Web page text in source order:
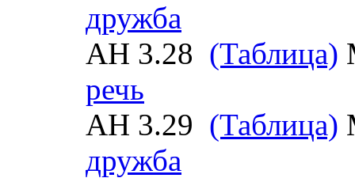
дружба
АН 3.28 (Таблица)
речь
АН 3.29 (Таблица)
дружба